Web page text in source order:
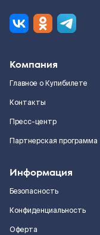
Компания
Главное о Купибилете
Контакты
Пресс-центр
Партнерская программа
Информация
Безопасность
Конфиденциальность
Оферта